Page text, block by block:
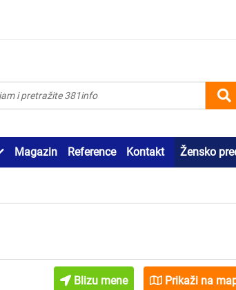
Magazin Reference Kontakt Žensko
Blizu mene Prikaži na